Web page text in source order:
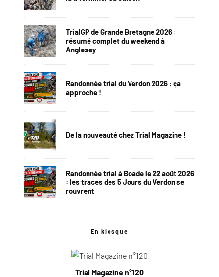
TrialGP de Grande Bretagne 2026 :
résumé complet du weekend à
Anglesey
Randonnée trial du Verdon 2026 : ça
approche !
De la nouveauté chez Trial Magazine !
Randonnée trial à Boade le 22 août 2026
: les traces des 5 Jours du Verdon se
rouvrent
En kiosque
Trial Magazine n°120